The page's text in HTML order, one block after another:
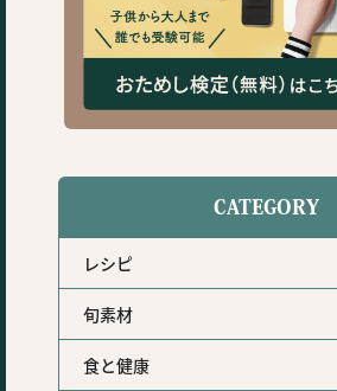
CATEGORY
レシピ
旬素材
食と健康